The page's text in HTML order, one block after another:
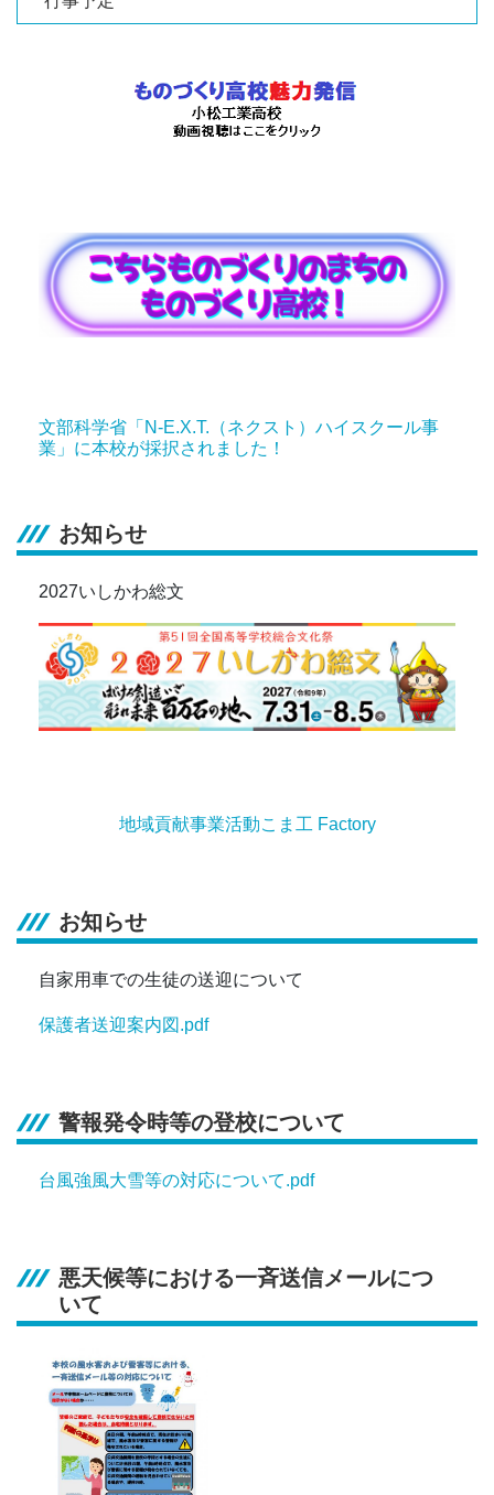
文部科学省「N-E.X.T.（ネクスト）ハイスクール事
業」に本校が採択されました！
お知らせ
2027いしかわ総文
地域貢献事業活動こま工 Factory
お知らせ
自家用車での生徒の送迎について
保護者送迎案内図.pdf
警報発令時等の登校について
台風強風大雪等の対応について.pdf
悪天候等における一斉送信メールにつ
いて